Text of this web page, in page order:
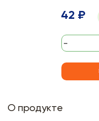
42 ₽
-
О продукте